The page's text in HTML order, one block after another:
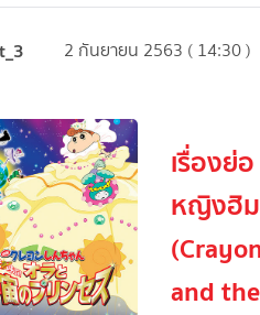
2 กันยายน 2563 ( 14:30 )
เรื่องย่
หญิงฮิม
and